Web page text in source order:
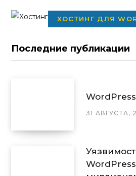
ХОСТИНГ ДЛЯ
Последние публикации
31 АВГУСТА,